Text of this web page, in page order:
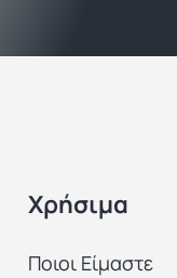
Χρήσιμα
Ποιοι Είμαστε